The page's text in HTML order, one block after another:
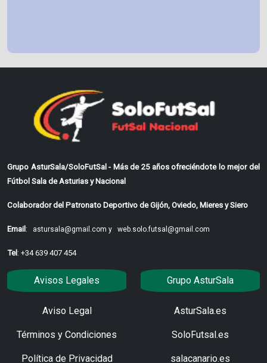
Grupo AsturSala/SoloFutSal - Más de 25 años ofreciéndote lo mejor del
Fútbol Sala de Asturias y Nacional
Colaborador del Patronato Deportivo de Gijón, Oviedo, Mieres y Siero
Email: astursala@gmail.com y web.solo.futsal@gmail.com
Tel: +34 639 407 454
Avisos Legales
Aviso Legal
Términos y Condiciones
Política de Privacidad
Grupo AsturSala
AsturSala.es
SoloFutsal.es
salacanario.es